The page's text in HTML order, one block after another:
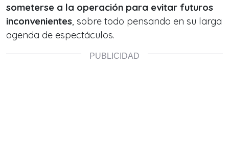
someterse a la operación para evitar futuros
inconvenientes, sobre todo pensando en su larga
agenda de espectáculos.